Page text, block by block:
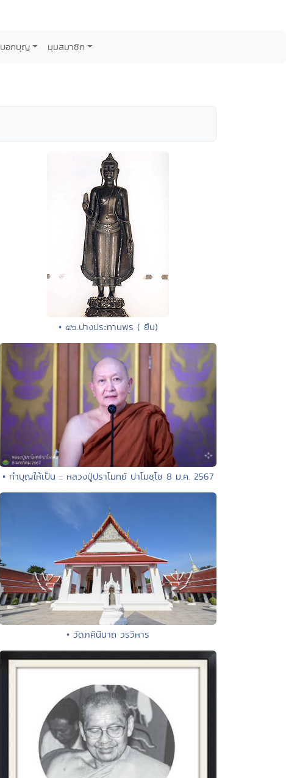
บอกบุญ มุมสมาชิก
• ๕๖.ปางประทานพร ( ยืน)
• ทำบุญให้เป็น :: หลวงปู่ปราโมทย์ ปาโมชฺโช 8 ม.ค. 2567
• วัดภคินีนาถ วรวิหาร